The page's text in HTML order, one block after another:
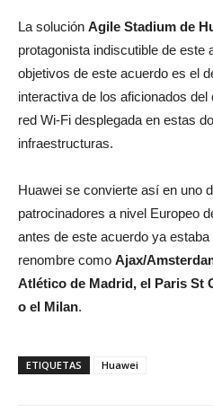
La solución Agile Stadium de
protagonista indiscutible de este
objetivos de este acuerdo es el
interactiva de los aficionados
red Wi-Fi desplegada en estas
infraestructuras.
Huawei se convierte así en uno
patrocinadores a nivel Europeo
antes de este acuerdo ya
renombre como Ajax/
Atlético de Madrid, el Paris St
o el Milan.
ETIQUETAS Huawei